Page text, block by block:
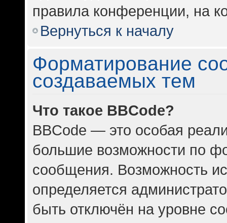
правила конференции, на
Вернуться к началу
Форматирование
создаваемых тем
Что такое BBCode?
BBCode — это особая
большие возможности по
сообщения. Возможность
определяется
быть отключён на уровне